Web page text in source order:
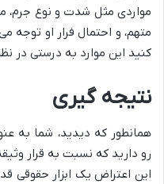
مواردی مثل شدت و نوع جرم،
متهم، و احتمال فرار او
کنید این موارد به درستی در
نتیجه گیری
همانطور که دیدید، شما به
رو دارید که نسبت به قرار
این اعتراض یک ابزار حقوقی